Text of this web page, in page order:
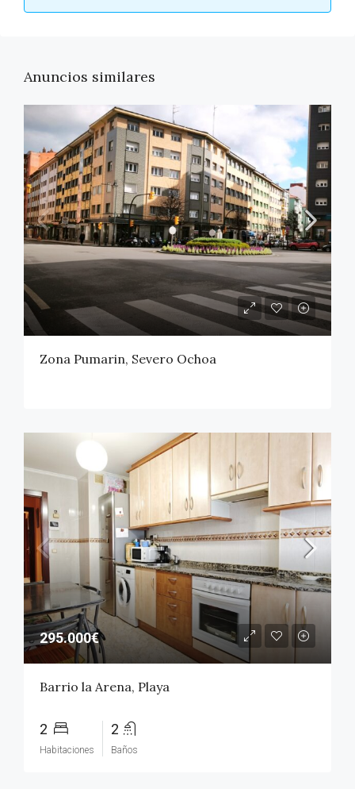
Anuncios similares
Zona Pumarin, Severo Ochoa
295.000€
Barrio la Arena, Playa
2
Habitaciones
2
Baños